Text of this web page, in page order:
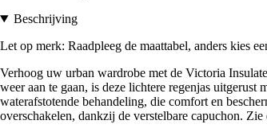
Beschrijving
Let op merk: Raadpleeg de maattabel, anders kies
Verhoog uw urban wardrobe met de Victoria
weer aan te gaan, is deze lichtere regenjas
waterafstotende behandeling, die comfort en
overschakelen, dankzij de verstelbare capuchon.